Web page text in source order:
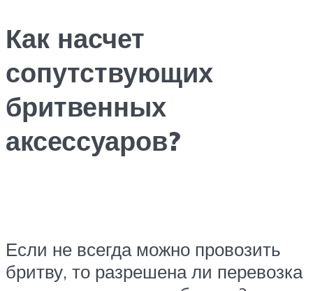
Как насчет
сопутствующих
бритвенных
аксессуаров?
Если не всегда можно провозить
бритву, то разрешена ли перевозка